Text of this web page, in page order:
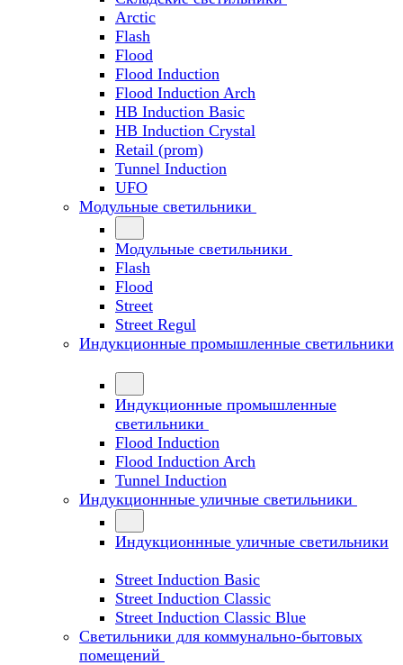
Arctic
Flash
Flood
Flood Induction
Flood Induction Arch
HB Induction Basic
HB Induction Crystal
Retail (prom)
Tunnel Induction
UFO
Модульные светильники
Модульные светильники
Flash
Flood
Street
Street Regul
Индукционные промышленные светильники
Индукционные промышленные
светильники
Flood Induction
Flood Induction Arch
Tunnel Induction
Индукционнные уличные светильники
Индукционнные уличные светильники
Street Induction Basic
Street Induction Classic
Street Induction Classic Blue
Светильники для коммунально-бытовых
помещений